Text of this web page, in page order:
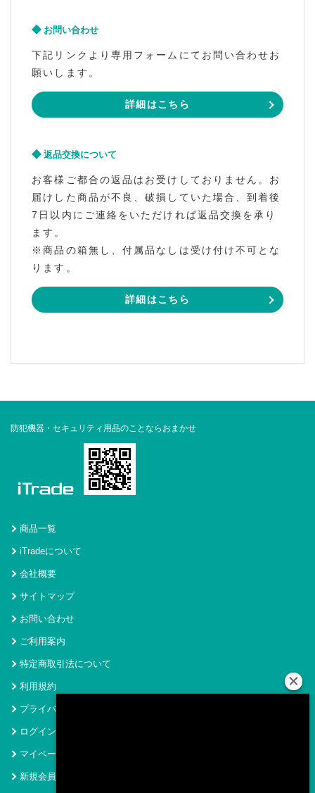
お問い合わせ
下記リンクより専用フォームにてお問い合わせお
願いします。
詳細はこちら
返品交換について
お客様ご都合の返品はお受けしておりません。お
届けした商品が不良、破損していた場合、到着後
7日以内にご連絡をいただければ返品交換を承り
ます。
※商品の箱無し、付属品なしは受け付け不可とな
ります。
詳細はこちら
防犯機器・セキュリティ用品のことならおまかせ
商品一覧
iTradeについて
会社概要
サイトマップ
お問い合わせ
ご利用案内
特定商取引法について
利用規約
プライバシーポリシー
ログイン
マイページ
新規会員登録